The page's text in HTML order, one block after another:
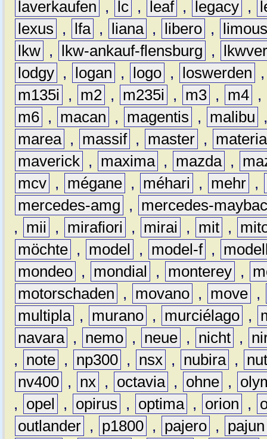
laverkaufen
, lc , leaf , legacy ,
lexus
, lfa , liana , libero ,
lkw , lkw-ankauf-flensburg ,
lodgy , logan , logo , loswerden
m135i
, m2 , m235i , m3 , m4 ,
m6 , macan , magentis , malibu
marea , massif , master ,
materia
maverick , maxima , mazda ,
mcv , mégane , méhari , mehr ,
mercedes-amg
,
mercedes-
,
mii , mirafiori , mirai , mit ,
möchte , model , model-f ,
mondeo , mondial , monterey ,
motorschaden
, movano , move ,
multipla , murano , murciélago ,
navara , nemo , neue , nicht ,
,
note , np300 , nsx , nubira ,
nv400 , nx , octavia , ohne ,
,
opel , opirus , optima , orion ,
outlander , p1800 , pajero ,
pajun